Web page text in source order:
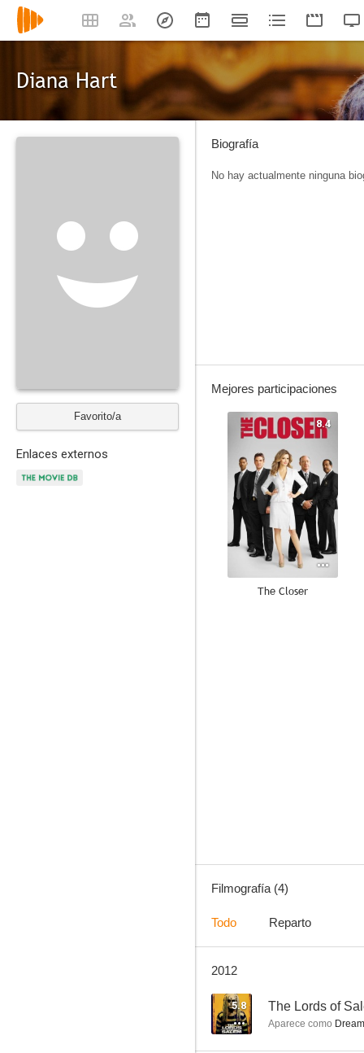
Diana Hart
Favorito/a
Enlaces externos
Biografía
No hay actualmente ninguna
Mejores participaciones
8.4
The Closer
Filmografía (4)
Todo Reparto
2012
5.8 The Lords of
Aparece como